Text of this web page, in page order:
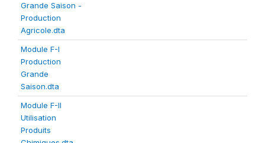
Grande Saison -
Production
Agricole.dta
Module F-I
Production
Grande
Saison.dta
Module F-II
Utilisation
Produits